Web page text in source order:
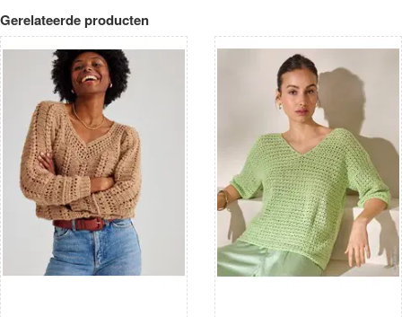
Gerelateerde producten